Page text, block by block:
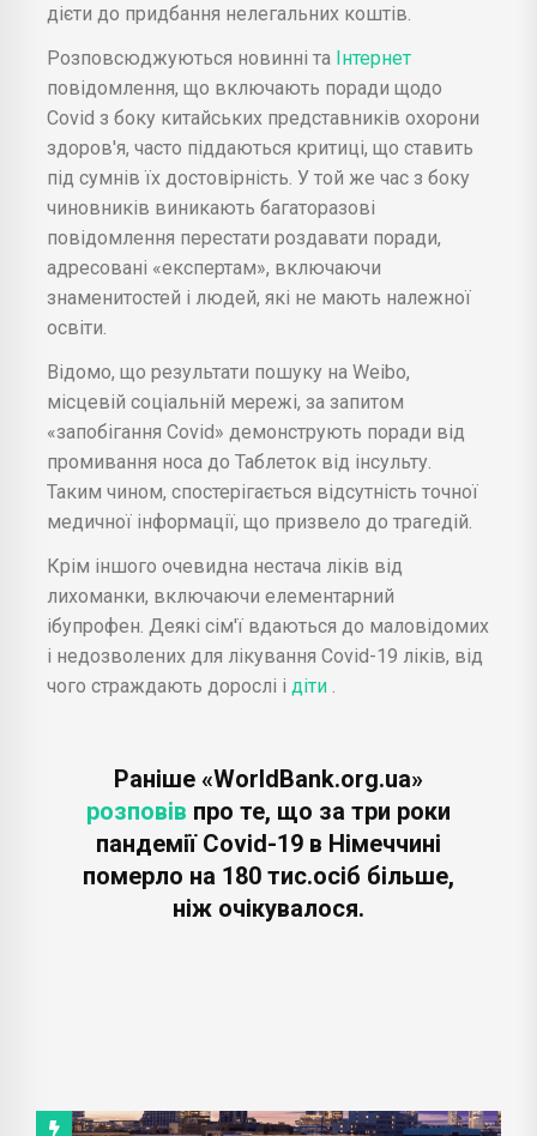
дієти до придбання нелегальних коштів.
Розповсюджуються новинні та Інтернет
повідомлення, що включають поради щодо
Covid з боку китайських представників охорони
здоров'я, часто піддаються критиці, що ставить
під сумнів їх достовірність. У той же час з боку
чиновників виникають багаторазові
повідомлення перестати роздавати поради,
адресовані «експертам», включаючи
знаменитостей і людей, які не мають належної
освіти.
Відомо, що результати пошуку на Weibo,
місцевій соціальній мережі, за запитом
«запобігання Covid» демонструють поради від
промивання носа до Таблеток від інсульту.
Таким чином, спостерігається відсутність точної
медичної інформації, що призвело до трагедій.
Крім іншого очевидна нестача ліків від
лихоманки, включаючи елементарний
ібупрофен. Деякі сім'ї вдаються до маловідомих
і недозволених для лікування Covid-19 ліків, від
чого страждають дорослі і діти
Раніше «WorldBank.org.ua»
розповів про те, що за три роки
пандемії Covid-19 в Німеччині
померло на 180 тис.осіб більше,
ніж очікувалося.